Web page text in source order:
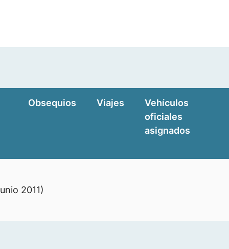
Obsequios Viajes
Vehículos
oficiales
asignados
2011)